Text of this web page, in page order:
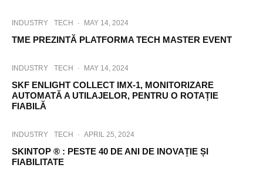
INDUSTRY TECH · MAY 14, 2024
TME PREZINTĂ PLATFORMA TECH MASTER EVENT
INDUSTRY TECH · MAY 14, 2024
SKF ENLIGHT COLLECT IMX-1, MONITORIZARE
AUTOMATĂ A UTILAJELOR, PENTRU O ROTAȚIE
FIABILĂ
INDUSTRY TECH · APRIL 25, 2024
SKINTOP ® : PESTE 40 DE ANI DE INOVAȚIE ȘI
FIABILITATE